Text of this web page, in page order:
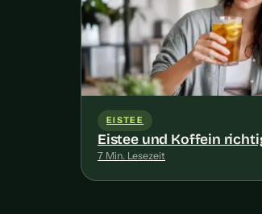
EISTEE
Eistee und Koffein
7 Min. Lesezeit